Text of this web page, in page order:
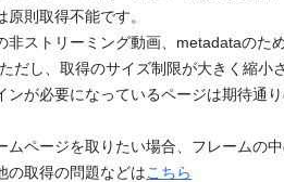
原則取得不能です。
非ストリーミング動画、metadataのた
だし、取得のサイズ制限が大きく縮小
ンが必要になっているページは期待通
ムページを取りたい場合、フレームの
の取得の問題などはこちら